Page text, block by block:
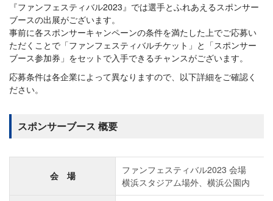
『ファンフェスティバル2023』では選手とふれあえるスポンサー
ブースの出展がございます。
事前に各スポンサーキャンペーンの条件を満たした上でご応募い
ただくことで「ファンフェスティバルチケット」と「スポンサー
ブース参加券」をセットで入手できるチャンスがございます。
応募条件は各企業によって異なりますので、以下詳細をご確認く
ださい。
スポンサーブース 概要
会 場
ファンフェスティバル2023 会場
横浜スタジアム場外、横浜公園内